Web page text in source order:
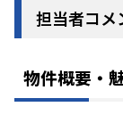
担当者コメ
物件概要・